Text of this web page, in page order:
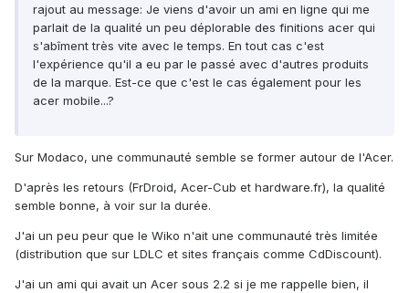
rajout au message: Je viens d'avoir un ami en ligne qui me
parlait de la qualité un peu déplorable des finitions acer qui
s'abîment très vite avec le temps. En tout cas c'est
l'expérience qu'il a eu par le passé avec d'autres produits
de la marque. Est-ce que c'est le cas également pour les
acer mobile...?
Sur Modaco, une communauté semble se former autour de l'Acer.
D'après les retours (FrDroid, Acer-Cub et hardware.fr), la qualité
semble bonne, à voir sur la durée.
J'ai un peu peur que le Wiko n'ait une communauté très limitée
(distribution que sur LDLC et sites français comme CdDiscount).
J'ai un ami qui avait un Acer sous 2.2 si je me rappelle bien, il